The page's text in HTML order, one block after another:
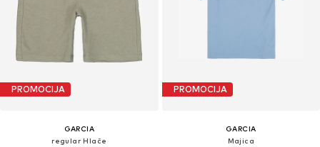
PROMOCIJA
GARCIA
regular Hlače
PROMOCIJA
GARCIA
Majica